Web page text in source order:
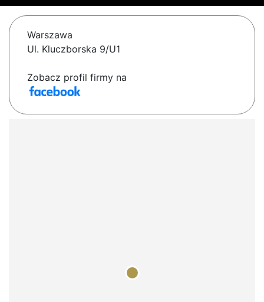
Warszawa
Ul. Kluczborska 9/U1
Zobacz profil firmy na